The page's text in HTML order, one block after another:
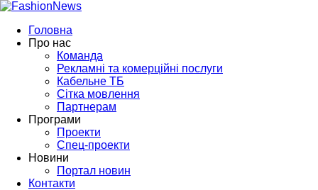
Головна
Про нас
Команда
Рекламні та комерційні послуги
Кабельне ТБ
Сітка мовлення
Партнерам
Програми
Проекти
Спец-проекти
Новини
Портал новин
Контакти